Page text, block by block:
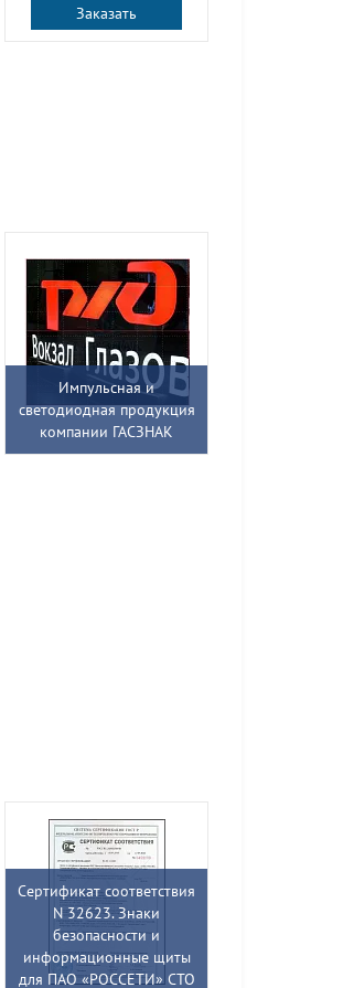
Заказать
Импульсная и
светодиодная продукция
компании ГАСЗНАК
Сертификат соответствия
N 32623. Знаки
безопасности и
информационные щиты
для ПАО «РОССЕТИ» СТО